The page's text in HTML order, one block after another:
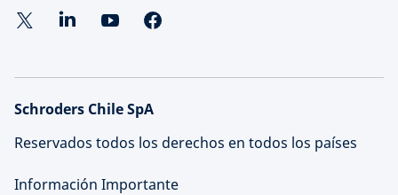
Schroders Chile SpA
Reservados todos los derechos en todos los países
Información Importante